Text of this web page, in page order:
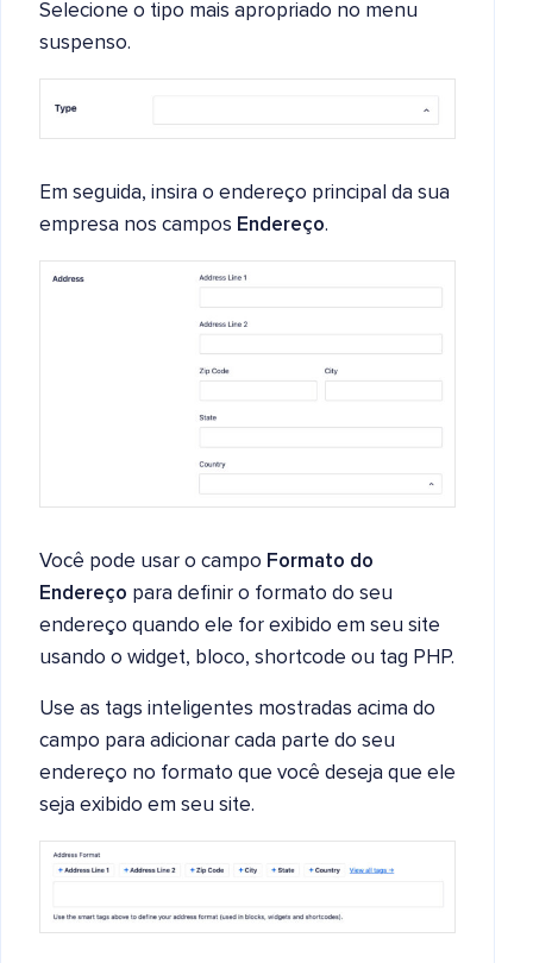
Selecione o tipo mais apropriado no menu
suspenso.
Em seguida, insira o endereço principal da sua
empresa nos campos Endereço.
Você pode usar o campo Formato do
Endereço para definir o formato do seu
endereço quando ele for exibido em seu site
usando o widget, bloco, shortcode ou tag PHP.
Use as tags inteligentes mostradas acima do
campo para adicionar cada parte do seu
endereço no formato que você deseja que ele
seja exibido em seu site.